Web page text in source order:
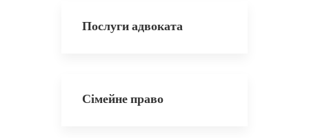
Послуги адвоката
Сімейне право